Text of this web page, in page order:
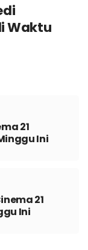
Waktu
21
Ini
21
Ini